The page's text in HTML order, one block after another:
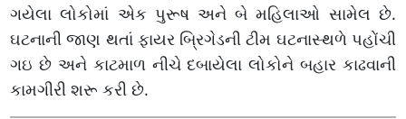
ગયેલા લોકોમાં એક પુરૂષ અને બે મહિલાઓ સામેલ છે.
ઘટનાની જાણ થતાં ફાયર બ્રિગેડની ટીમ ઘટનાસ્થળે પહોંચી
ગઇ છે અને કાટમાળ નીચે દબાયેલા લોકોને બહાર કાઢવાની
કામગીરી શરૂ કરી છે.